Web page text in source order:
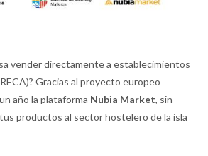
vender directamente a establecimientos
Gracias al proyecto europeo
año la plataforma Nubia Market, sin
productos al sector hostelero de la isla